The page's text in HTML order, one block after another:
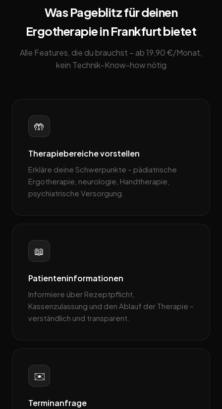
Was Pageblitz für deinen
Ergotherapie in Frankfurt bietet
Alle Features, die du brauchst – ab 19,90 €/Monat,
kein Technik-Know-how nötig
🤲
Therapiebereiche vorstellen
Erkläre deine Schwerpunkte – pädiatrische
Ergotherapie, neurologie, Handtherapie,
psychiatrische Versorgung.
📖
Patienteninformationen
Informiere über Rezeptpflicht,
Kassenzulassung und den Ablauf der Therapie –
verständlich und transparent.
✉️
Terminanfrage